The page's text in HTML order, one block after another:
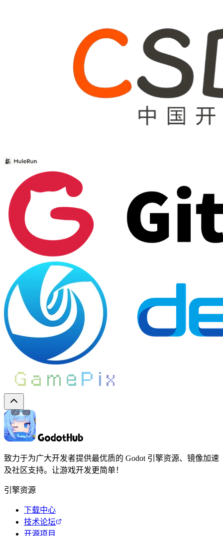
致力于为广大开发者提供最优质的 Godot 引擎资源、镜像加速
及社区支持。让游戏开发更简单！
引擎资源
下载中心
技术论坛
开源项目